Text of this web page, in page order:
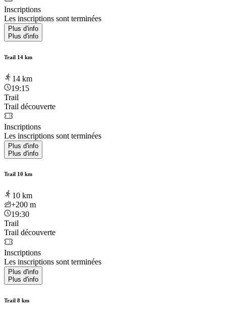
Inscriptions
Les inscriptions sont terminées
Plus d'info
Plus d'info
Trail 14 km
14 km
19:15
Trail
Trail découverte
Inscriptions
Les inscriptions sont terminées
Plus d'info
Plus d'info
Trail 10 km
10 km
+200 m
19:30
Trail
Trail découverte
Inscriptions
Les inscriptions sont terminées
Plus d'info
Plus d'info
Trail 8 km